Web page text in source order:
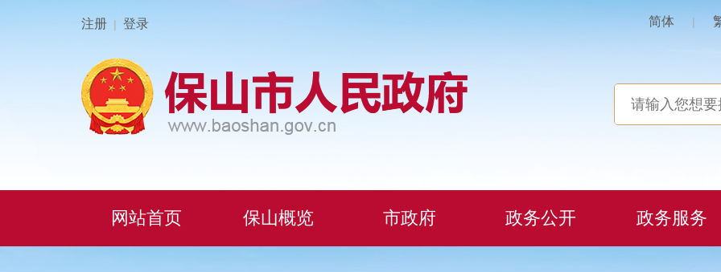
注册 | 登录 简体 |
网站首页 保山概览 市政府 政务公开 政务服务